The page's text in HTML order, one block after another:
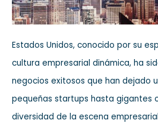
Estados Unidos, conocido por su
cultura empresarial dinámica, ha
negocios exitosos que han dejado
pequeñas startups hasta gigantes
diversidad de la escena